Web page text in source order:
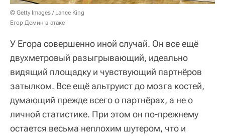
© Getty Images / Lance King
Егор Демин в атаке
У Егора совершенно иной случай. Он все ещё
двухметровый разыгрывающий, идеально
видящий площадку и чувствующий партнёров
затылком. Все ещё альтруист до мозга костей,
думающий прежде всего о партнёрах, а не о
личной статистике. При этом он по-прежнему
остается весьма неплохим шутером, что и